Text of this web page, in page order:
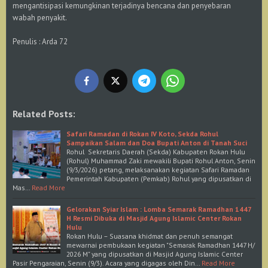
mengantisipasi kemungkinan terjadinya bencana dan penyebaran
wabah penyakit.
Penulis : Arda 72
Related Posts:
Safari Ramadan di Rokan IV Koto, Sekda Rohul
Sampaikan Salam dan Doa Bupati Anton di Tanah Suci
Rohul Sekretaris Daerah (Sekda) Kabupaten Rokan Hulu
(Rohul) Muhammad Zaki mewakili Bupati Rohul Anton, Senin
(9/3/2026) petang, melaksanakan kegiatan Safari Ramadan
Pemerintah Kabupaten (Pemkab) Rohul yang dipusatkan di
Mas… Read More
Gelorakan Syiar Islam : Lomba Semarak Ramadhan 1447
H Resmi Dibuka di Masjid Agung Islamic Center Rokan
Hulu
Rokan Hulu – Suasana khidmat dan penuh semangat
mewarnai pembukaan kegiatan "Semarak Ramadhan 1447 H/
2026 M" yang dipusatkan di Masjid Agung Islamic Center
Pasir Pengaraian, Senin (9/3). Acara yang digagas oleh Din… Read More